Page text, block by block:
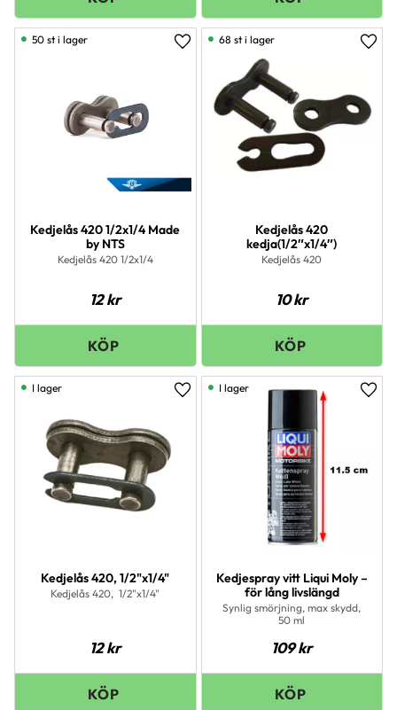
Kedjelås 420 1/2x1/4 Made
by NTS
Kedjelås 420 1/2x1/4
12kr
Lägg till i favoriter
50 st i lager
Kedjelås 420
kedja(1/2″x1/4″)
Kedjelås 420
10kr
68 st i lager
Kedjelås 420, 1/2"x1/4"
Kedjelås 420, 1/2"x1/4"
12kr
Lägg till i favoriter
I lager
Kedjespray vitt Liqui Moly –
för lång livslängd
Synlig smörjning, max skydd,
50 ml
109kr
I lager